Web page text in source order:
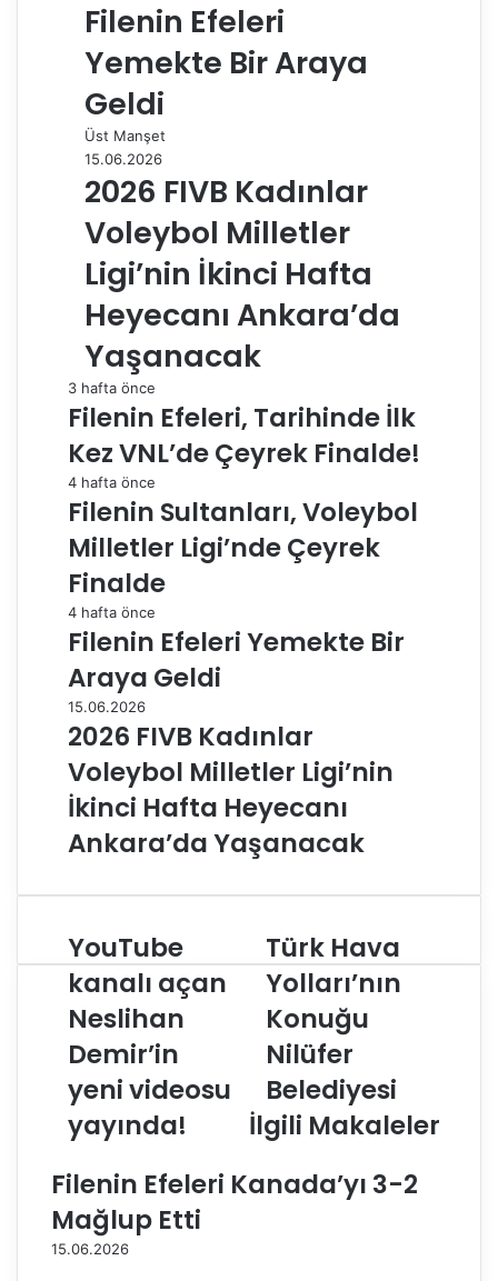
Filenin Efeleri
Yemekte Bir Araya
Geldi
Üst Manşet
15.06.2026
2026 FIVB Kadınlar
Voleybol Milletler
Ligi’nin İkinci Hafta
Heyecanı Ankara’da
Yaşanacak
3 hafta önce
Filenin Efeleri, Tarihinde İlk
Kez VNL’de Çeyrek Finalde!
4 hafta önce
Filenin Sultanları, Voleybol
Milletler Ligi’nde Çeyrek
Finalde
4 hafta önce
Filenin Efeleri Yemekte Bir
Araya Geldi
15.06.2026
2026 FIVB Kadınlar
Voleybol Milletler Ligi’nin
İkinci Hafta Heyecanı
Ankara’da Yaşanacak
Y
o
u
T
b
e
k
a
a
l
ı
a
YouTube
kanalı açan
Neslihan
Demir’in
yeni videosu
yayında!
T
ü
r
k
a
v
a
Y
l
Türk Hava
Yolları’nın
Konuğu
Nilüfer
Belediyesi
İlgili Makaleler
Filenin Efeleri Kanada’yı 3-2
Mağlup Etti
15.06.2026